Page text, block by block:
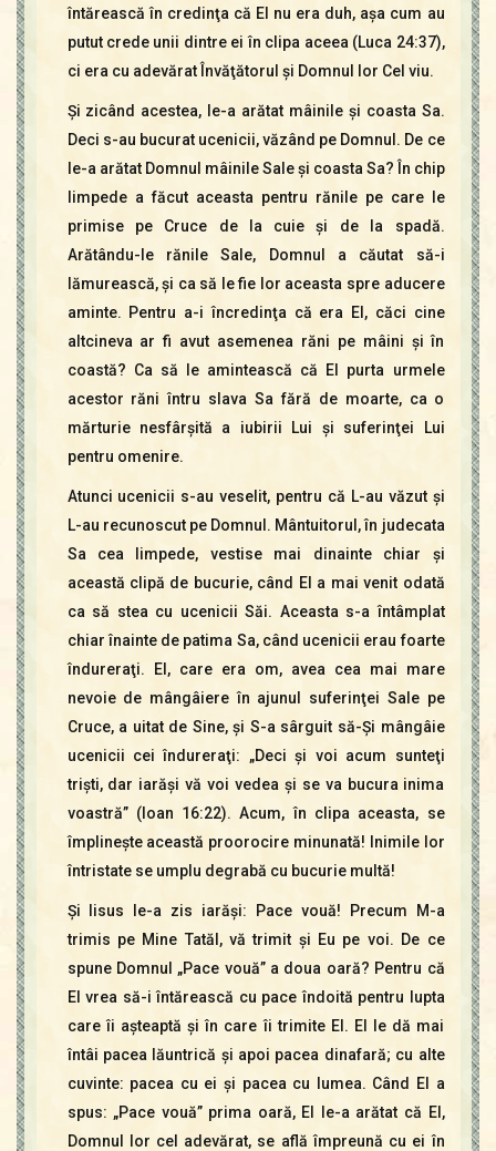
întărească în credinţa că El nu era duh, aşa cum au
putut crede unii dintre ei în clipa aceea (Luca 24:37),
ci era cu adevărat Învăţătorul şi Domnul lor Cel viu.
Şi zicând acestea, le-a arătat mâinile şi coasta Sa.
Deci s-au bucurat ucenicii, văzând pe Domnul. De ce
le-a arătat Domnul mâinile Sale şi coasta Sa? În chip
limpede a făcut aceasta pentru rănile pe care le
primise pe Cruce de la cuie şi de la spadă.
Arătându-le rănile Sale, Domnul a căutat să-i
lămurească, şi ca să le fie lor aceasta spre aducere
aminte. Pentru a-i încredinţa că era El, căci cine
altcineva ar fi avut asemenea răni pe mâini şi în
coastă? Ca să le amintească că El purta urmele
acestor răni întru slava Sa fără de moarte, ca o
mărturie nesfârşită a iubirii Lui şi suferinţei Lui
pentru omenire.
Atunci ucenicii s-au veselit, pentru că L-au văzut şi
L-au recunoscut pe Domnul. Mântuitorul, în judecata
Sa cea limpede, vestise mai dinainte chiar şi
această clipă de bucurie, când El a mai venit odată
ca să stea cu ucenicii Săi. Aceasta s-a întâmplat
chiar înainte de patima Sa, când ucenicii erau foarte
îndureraţi. El, care era om, avea cea mai mare
nevoie de mângâiere în ajunul suferinţei Sale pe
Cruce, a uitat de Sine, şi S-a sârguit să-Şi mângâie
ucenicii cei îndureraţi: „Deci şi voi acum sunteţi
trişti, dar iarăşi vă voi vedea şi se va bucura inima
voastră” (Ioan 16:22). Acum, în clipa aceasta, se
împlineşte această proorocire minunată! Inimile lor
întristate se umplu degrabă cu bucurie multă!
Şi Iisus le-a zis iarăşi: Pace vouă! Precum M-a
trimis pe Mine Tatăl, vă trimit şi Eu pe voi. De ce
spune Domnul „Pace vouă” a doua oară? Pentru că
El vrea să-i întărească cu pace îndoită pentru lupta
care îi aşteaptă şi în care îi trimite El. El le dă mai
întâi pacea lăuntrică şi apoi pacea dinafară; cu alte
cuvinte: pacea cu ei şi pacea cu lumea. Când El a
spus: „Pace vouă” prima oară, El le-a arătat că El,
Domnul lor cel adevărat, se află împreună cu ei în